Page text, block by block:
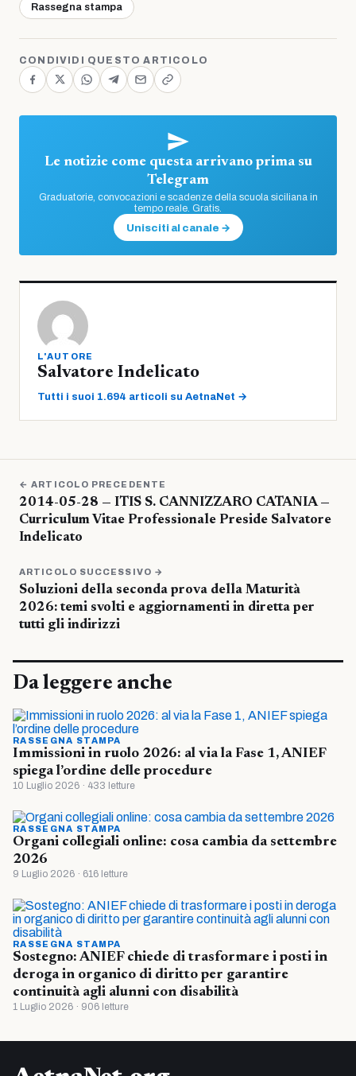
Rassegna stampa
CONDIVIDI QUESTO ARTICOLO
Le notizie come questa arrivano prima su
Telegram
Graduatorie, convocazioni e scadenze della scuola siciliana in
tempo reale. Gratis.
Unisciti al canale →
L'AUTORE
Salvatore Indelicato
Tutti i suoi 1.694 articoli su AetnaNet →
← ARTICOLO PRECEDENTE
2014-05-28 — ITIS S. CANNIZZARO CATANIA —
Curriculum Vitae Professionale Preside Salvatore
Indelicato
ARTICOLO SUCCESSIVO →
Soluzioni della seconda prova della Maturità
2026: temi svolti e aggiornamenti in diretta per
tutti gli indirizzi
Da leggere anche
RASSEGNA STAMPA
Immissioni in ruolo 2026: al via la Fase 1, ANIEF
spiega l’ordine delle procedure
10 Luglio 2026 · 433 letture
RASSEGNA STAMPA
Organi collegiali online: cosa cambia da settembre
2026
9 Luglio 2026 · 616 letture
RASSEGNA STAMPA
Sostegno: ANIEF chiede di trasformare i posti in
deroga in organico di diritto per garantire
continuità agli alunni con disabilità
1 Luglio 2026 · 906 letture